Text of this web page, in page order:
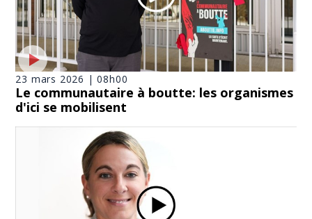
23 mars 2026 | 08h00
Le communautaire à boutte: les organismes
d'ici se mobilisent